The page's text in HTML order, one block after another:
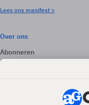
Lees ons manifest >
Over ons
Abonneren
Adverteren